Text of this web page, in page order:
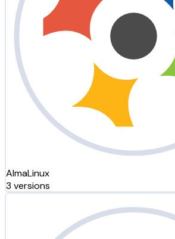
AlmaLinux
3 versions